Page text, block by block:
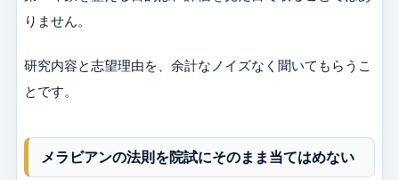
りません。
研究内容と志望理由を、余計なノイズなく聞いてもらうこ
とです。
メラビアンの法則を院試にそのまま当てはめない